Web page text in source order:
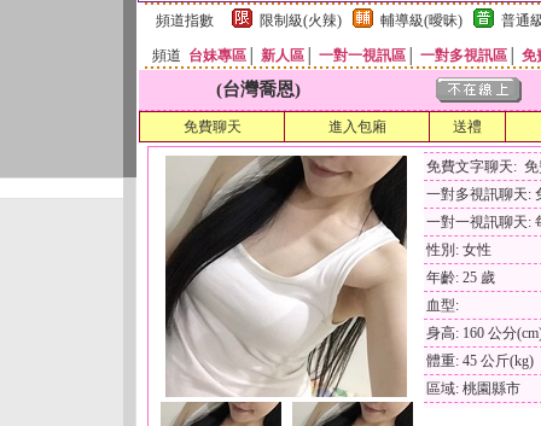
頻道指數
限制級(火辣) 輔導級(曖昧) 普通
頻道 台妹專區 新人區 一對一視訊區 一對多視訊區 免
(台灣喬恩)
免費聊天 進入包廂 送禮
免費文字聊天:
一對多視訊聊天:
一對一視訊聊天:
性別: 女性
年齡: 25 歲
血型:
身高: 160 公分
體重: 45 公斤(kg)
區域: 桃園縣市